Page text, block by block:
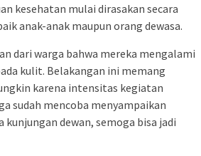
kesehatan mulai dirasakan secara
anak-anak maupun orang dewasa.
dari warga bahwa mereka mengalami
kulit. Belakangan ini memang
karena intensitas kegiatan
sudah mencoba menyampaikan
kunjungan dewan, semoga bisa jadi